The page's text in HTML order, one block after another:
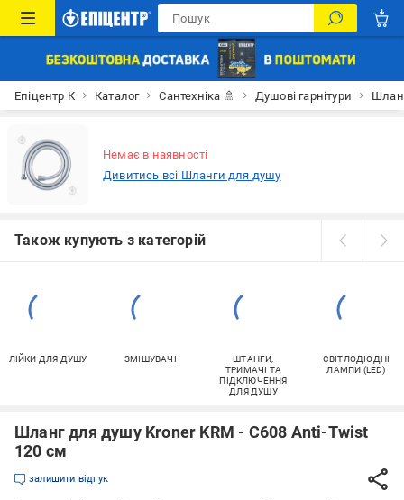
Епіцентр К Каталог Сантехніка 🚿 Душові гарнітури
Немає в наявності
Дивитись всі Шланги для душу
Також купують з категорій
ЛІЙКИ ДЛЯ ДУШУ ЗМІШУВАЧІ
ШТАНГИ,
ТРИМАЧІ ТА
ПІДКЛЮЧЕННЯ
ДЛЯ ДУШУ
СВІТЛОДІОДНІ
ЛАМПИ (LED)
Шланг для душу Kroner KRM - C608 Anti-Twist
120 см
залишити відгук